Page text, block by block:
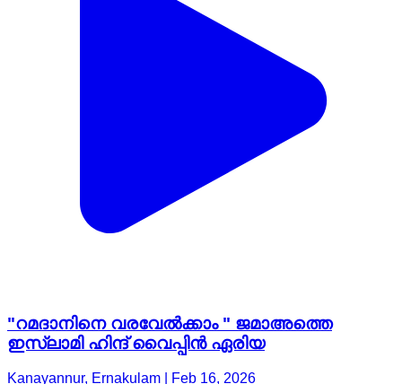
"റമദാനിനെ വരവേൽക്കാം " ജമാഅത്തെ
ഇസ്ലാമി ഹിന്ദ് വൈപ്പിൻ ഏരിയ
Kanayannur, Ernakulam | Feb 16, 2026